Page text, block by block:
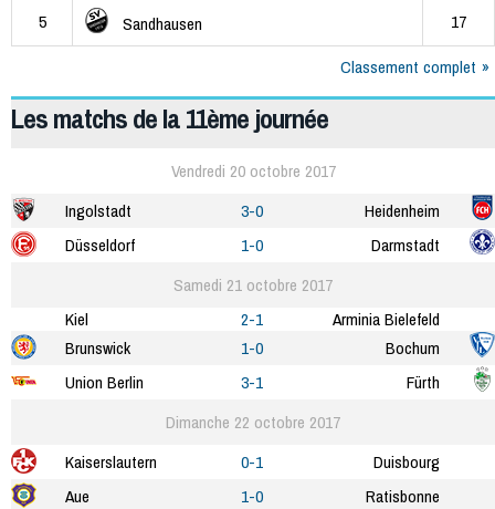
5 Sandhausen
17
Classement complet
Les matchs de la 11ème journée
Vendredi 20 octobre 2017
Ingolstadt
3-0
Heidenheim
Düsseldorf
1-0
Darmstadt
Samedi 21 octobre 2017
Kiel
2-1
Arminia Bielefeld
Brunswick
1-0
Bochum
Union Berlin
3-1
Fürth
Dimanche 22 octobre 2017
Kaiserslautern
0-1
Duisbourg
Aue
1-0
Ratisbonne